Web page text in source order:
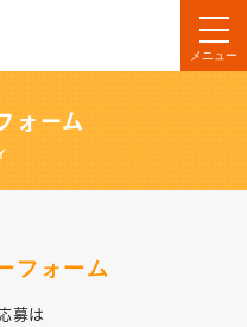
メニュー
ォーム
フォーム
募は